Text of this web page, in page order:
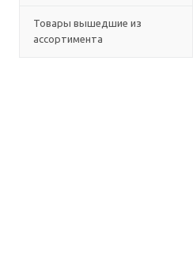
Товары вышедшие из
ассортимента